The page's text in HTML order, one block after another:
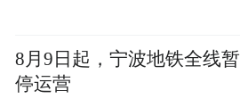
8月9日起，宁波地铁全线暂
停运营